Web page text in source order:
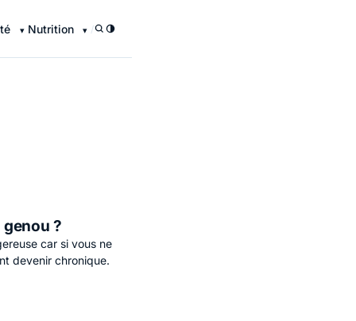
Nutrition /
genou ?
car si vous ne
devenir chronique.